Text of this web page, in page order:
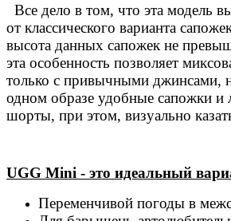
Все дело в том, что эта модель
от классического варианта
высота данных сапожек не
эта особенность позволяет
только с привычными джинсами,
одном образе удобные сапожки и
шорты, при этом, визуально
UGG Mini - это идеальный
Переменчивой погоды в